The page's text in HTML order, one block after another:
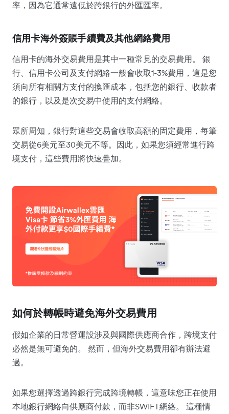
率，因為它通常遠低於跨銀行的外匯匯率。
信用卡海外簽賬手續費及其他網絡費用
信用卡的海外交易費用是其中一種常見的交易費用。 銀
行、信用卡公司及支付網絡一般會收取1-3%費用，這是您
須向所有相關方支付的換匯成本，包括您的銀行、收款者
的銀行，以及是次交易中使用的支付網絡。
眾所周知，銀行對這些交易會收取高額的固定費用，每筆
交易從6美元至30美元不等。因此，如果您須經常進行跨
境支付，這些費用將快速疊加。
如何於轉帳時避免海外交易費用
假如企業的日常營運設涉及與國際供應商合作，跨境支付
必然是無可避免的。 然而，但海外交易費用卻有辦法避
過。
如果您選擇透過跨銀行完成跨境轉帳，這意味您正在使用
本地銀行網絡向供應商付款，而非SWIFT網絡。 這種情